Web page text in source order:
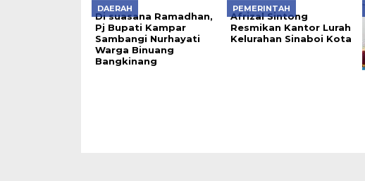
DAERAH
Di suasana Ramadhan,
Pj Bupati Kampar
Sambangi Nurhayati
Warga Binuang
Bangkinang
PEMERINTAH
Afrizal Sintong
Resmikan Kantor Lurah
Kelurahan Sinaboi Kota